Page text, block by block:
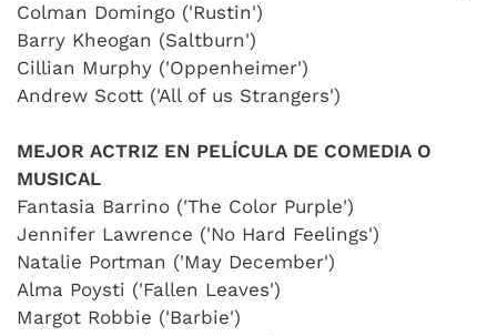
Colman Domingo ('Rustin')
Barry Kheogan (Saltburn')
Cillian Murphy ('Oppenheimer')
Andrew Scott ('All of us Strangers')
MEJOR ACTRIZ EN PELÍCULA DE COMEDIA O
MUSICAL
Fantasia Barrino ('The Color Purple')
Jennifer Lawrence ('No Hard Feelings')
Natalie Portman ('May December')
Alma Poysti ('Fallen Leaves')
Margot Robbie ('Barbie')